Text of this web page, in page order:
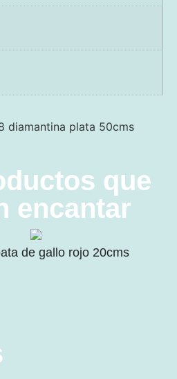
diamantina plata 50cms
que
encantar
de gallo rojo 20cms